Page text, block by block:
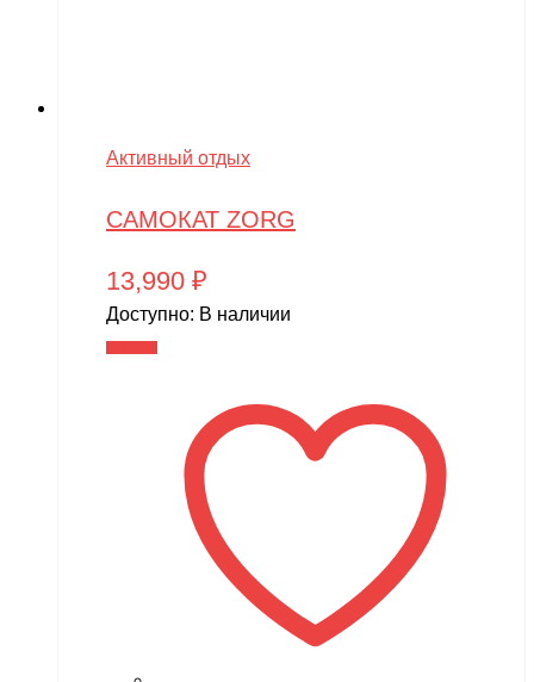
Активный отдых
САМОКАТ ZORG
13,990 ₽
Доступно: В наличии